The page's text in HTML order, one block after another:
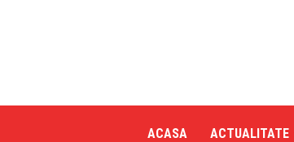
ACASA ACTUALITATE